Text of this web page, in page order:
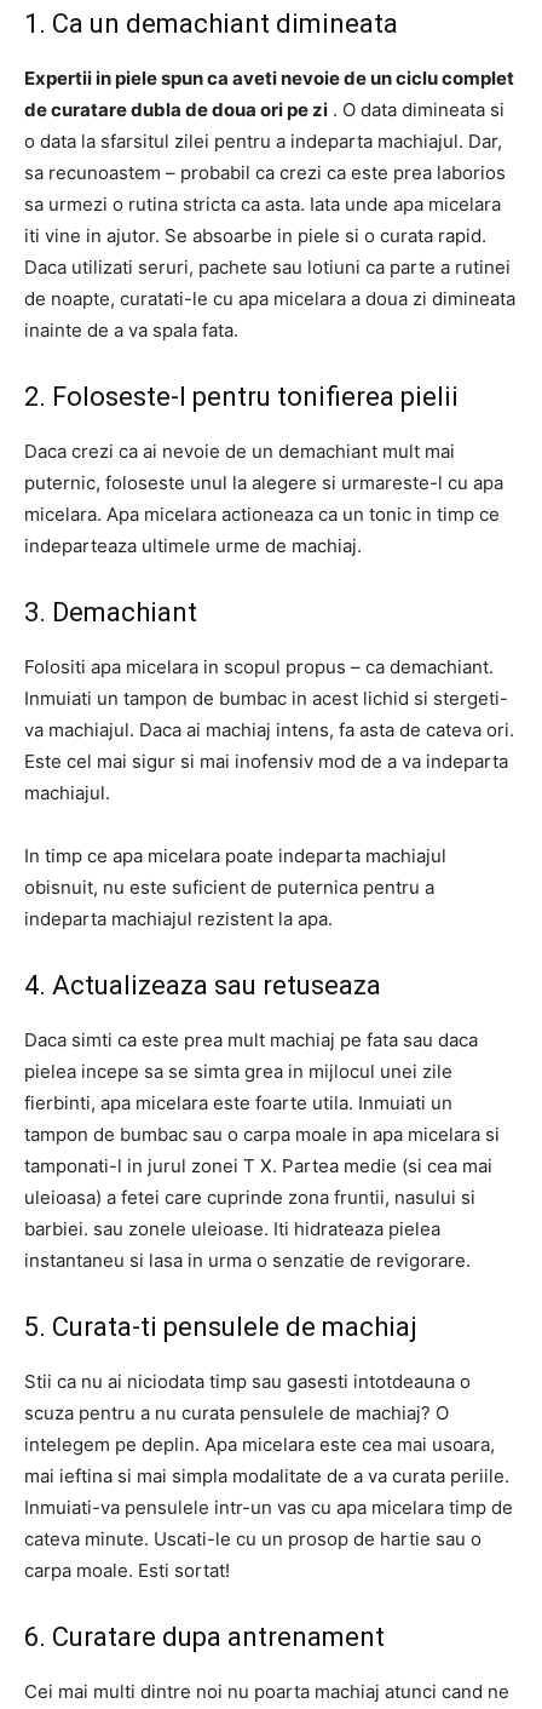
1. Ca un demachiant dimineata
Expertii in piele spun ca aveti nevoie de un ciclu complet
de curatare dubla de doua ori pe zi . O data dimineata si
o data la sfarsitul zilei pentru a indeparta machiajul. Dar,
sa recunoastem – probabil ca crezi ca este prea laborios
sa urmezi o rutina stricta ca asta. Iata unde apa micelara
iti vine in ajutor. Se absoarbe in piele si o curata rapid.
Daca utilizati seruri, pachete sau lotiuni ca parte a rutinei
de noapte, curatati-le cu apa micelara a doua zi dimineata
inainte de a va spala fata.
2. Foloseste-l pentru tonifierea pielii
Daca crezi ca ai nevoie de un demachiant mult mai
puternic, foloseste unul la alegere si urmareste-l cu apa
micelara. Apa micelara actioneaza ca un tonic in timp ce
indeparteaza ultimele urme de machiaj.
3. Demachiant
Folositi apa micelara in scopul propus – ca demachiant.
Inmuiati un tampon de bumbac in acest lichid si stergeti-
va machiajul. Daca ai machiaj intens, fa asta de cateva ori.
Este cel mai sigur si mai inofensiv mod de a va indeparta
machiajul.
In timp ce apa micelara poate indeparta machiajul
obisnuit, nu este suficient de puternica pentru a
indeparta machiajul rezistent la apa.
4. Actualizeaza sau retuseaza
Daca simti ca este prea mult machiaj pe fata sau daca
pielea incepe sa se simta grea in mijlocul unei zile
fierbinti, apa micelara este foarte utila. Inmuiati un
tampon de bumbac sau o carpa moale in apa micelara si
tamponati-l in jurul zonei T X. Partea medie (si cea mai
uleioasa) a fetei care cuprinde zona fruntii, nasului si
barbiei. sau zonele uleioase. Iti hidrateaza pielea
instantaneu si lasa in urma o senzatie de revigorare.
5. Curata-ti pensulele de machiaj
Stii ca nu ai niciodata timp sau gasesti intotdeauna o
scuza pentru a nu curata pensulele de machiaj? O
intelegem pe deplin. Apa micelara este cea mai usoara,
mai ieftina si mai simpla modalitate de a va curata periile.
Inmuiati-va pensulele intr-un vas cu apa micelara timp de
cateva minute. Uscati-le cu un prosop de hartie sau o
carpa moale. Esti sortat!
6. Curatare dupa antrenament
Cei mai multi dintre noi nu poarta machiaj atunci cand ne